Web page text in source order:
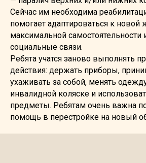
Сейчас им необходима
помогает адаптироваться к новой
максимальной самостоятельности
социальные связи.
Ребята учатся заново выполнять
действия: держать приборы,
ухаживать за собой, менять
инвалидной коляске и
предметы. Ребятам очень важна
помощь в перестройке на новый